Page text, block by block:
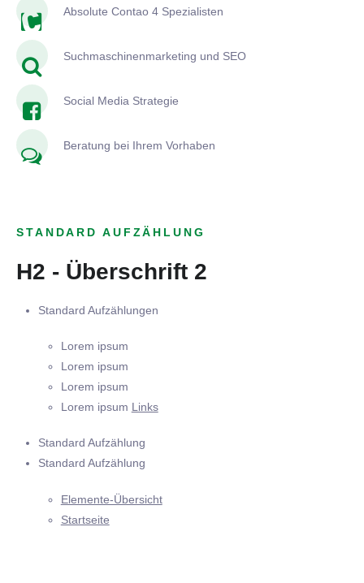
Absolute Contao 4 Spezialisten
Suchmaschinenmarketing und SEO
Social Media Strategie
Beratung bei Ihrem Vorhaben
STANDARD AUFZÄHLUNG
H2 - Überschrift 2
Standard Aufzählungen
Lorem ipsum
Lorem ipsum
Lorem ipsum
Lorem ipsum Links
Standard Aufzählung
Standard Aufzählung
Elemente-Übersicht
Startseite